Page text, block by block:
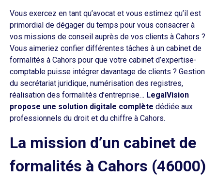
Vous exercez en tant qu’avocat et vous estimez qu’il est
primordial de dégager du temps pour vous consacrer à
vos missions de conseil auprès de vos clients à Cahors ?
Vous aimeriez confier différentes tâches à un cabinet de
formalités à Cahors pour que votre cabinet d’expertise-
comptable puisse intégrer davantage de clients ? Gestion
du secrétariat juridique, numérisation des registres,
réalisation des formalités d’entreprise… LegalVision
propose une solution digitale complète dédiée aux
professionnels du droit et du chiffre à Cahors.
La mission d’un cabinet de
formalités à Cahors (46000)